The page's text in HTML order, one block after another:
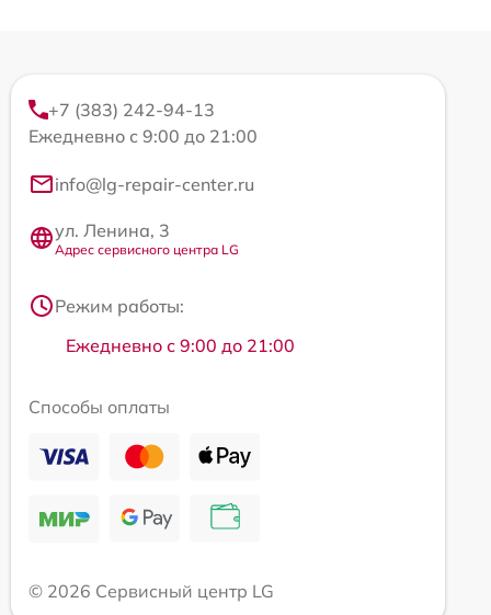
+7 (383) 242-94-13
Ежедневно с 9:00 до 21:00
info@lg-repair-center.ru
ул. Ленина, 3
Адрес сервисного центра LG
Режим работы:
Ежедневно с 9:00 до 21:00
Способы оплаты
© 2026 Сервисный центр LG